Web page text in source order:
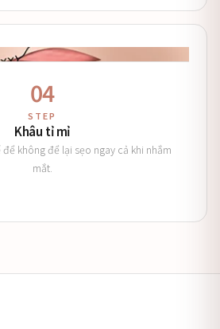
04
STEP
Khâu tỉ mỉ
không để lại sẹo ngay cả khi nhắm
mắt.